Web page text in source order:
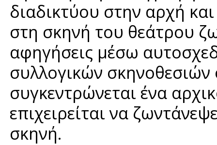
διαδικτύου στην αρχή
στη σκηνή του θεάτρου
αφηγήσεις μέσω
συλλογικών
συγκεντρώνεται ένα
επιχειρείται να
σκηνή.